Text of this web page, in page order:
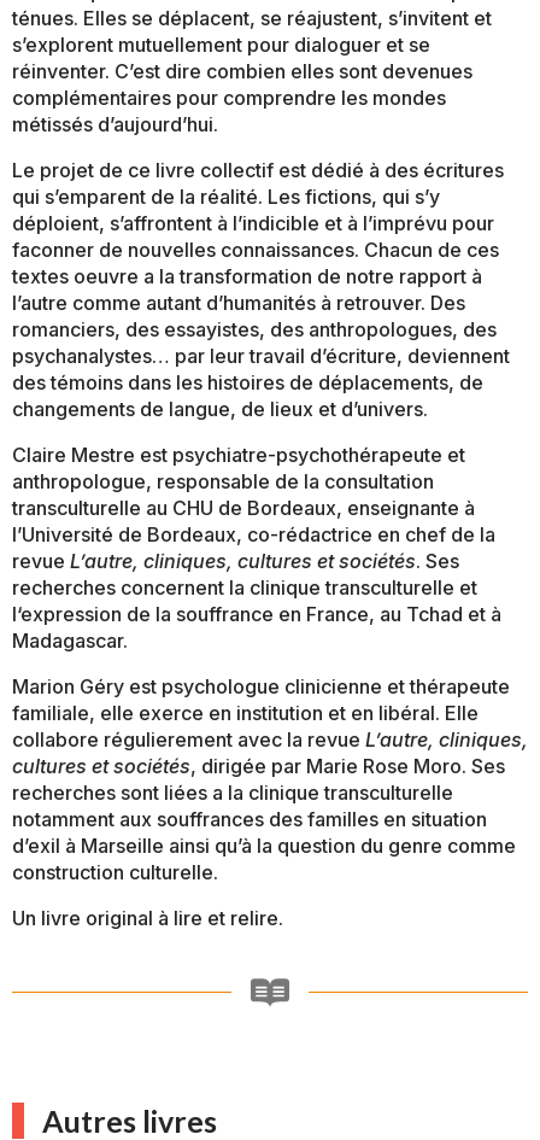
ténues. Elles se déplacent, se réajustent, s’invitent et
s’explorent mutuellement pour dialoguer et se
réinventer. C’est dire combien elles sont devenues
complémentaires pour comprendre les mondes
métissés d’aujourd’hui.
Le projet de ce livre collectif est dédié à des écritures
qui s’emparent de la réalité. Les fictions, qui s’y
déploient, s’affrontent à l’indicible et à l’imprévu pour
faconner de nouvelles connaissances. Chacun de ces
textes oeuvre a la transformation de notre rapport à
l’autre comme autant d’humanités à retrouver. Des
romanciers, des essayistes, des anthropologues, des
psychanalystes… par leur travail d’écriture, deviennent
des témoins dans les histoires de déplacements, de
changements de langue, de lieux et d’univers.
Claire Mestre est psychiatre-psychothérapeute et
anthropologue, responsable de la consultation
transculturelle au CHU de Bordeaux, enseignante à
l’Université de Bordeaux, co-rédactrice en chef de la
revue L’autre, cliniques, cultures et sociétés. Ses
recherches concernent la clinique transculturelle et
l‘expression de la souffrance en France, au Tchad et à
Madagascar.
Marion Géry est psychologue clinicienne et thérapeute
familiale, elle exerce en institution et en libéral. Elle
collabore régulierement avec la revue L’autre, cliniques,
cultures et sociétés, dirigée par Marie Rose Moro. Ses
recherches sont liées a la clinique transculturelle
notamment aux souffrances des familles en situation
d’exil à Marseille ainsi qu’à la question du genre comme
construction culturelle.
Un livre original à lire et relire.
Autres livres